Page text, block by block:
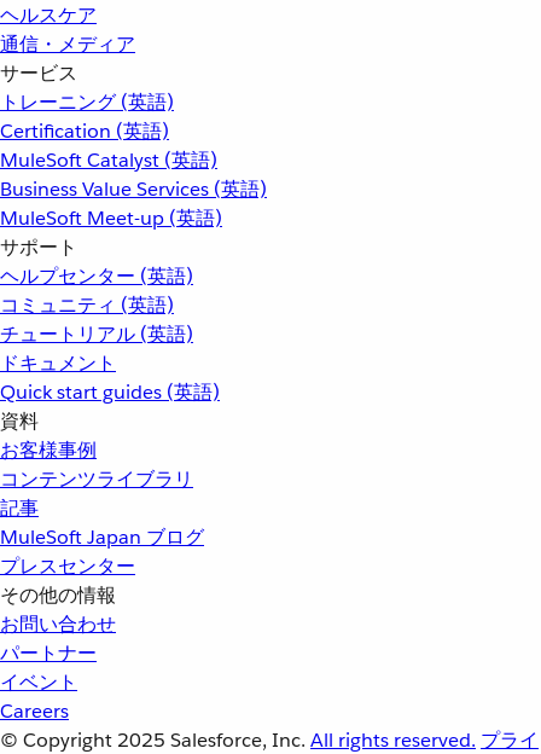
ヘルスケア
通信・メディア
サービス
トレーニング (英語)
Certification (英語)
MuleSoft Catalyst (英語)
Business Value Services (英語)
MuleSoft Meet-up (英語)
サポート
ヘルプセンター (英語)
コミュニティ (英語)
チュートリアル (英語)
ドキュメント
Quick start guides (英語)
資料
お客様事例
コンテンツライブラリ
記事
MuleSoft Japan ブログ
プレスセンター
その他の情報
お問い合わせ
パートナー
イベント
Careers
© Copyright 2025 Salesforce, Inc. All rights reserved. プライ